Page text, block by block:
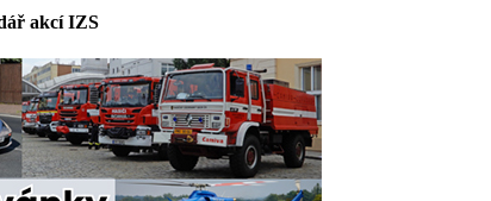
akcí IZS